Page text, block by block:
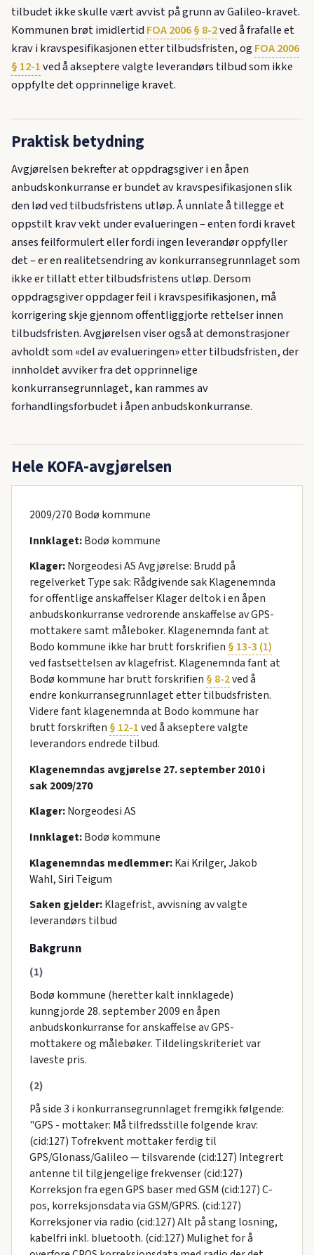
tilbudet ikke skulle vært avvist på grunn av Galileo-kravet.
Kommunen brøt imidlertidFOA 2006 § 8-2ved å frafalle et
krav i kravspesifikasjonen etter tilbudsfristen, ogFOA 2006
§ 12-1ved å akseptere valgte leverandørs tilbud som ikke
oppfylte det opprinnelige kravet.
Praktisk betydning
Avgjørelsen bekrefter at oppdragsgiver i en åpen
anbudskonkurranse er bundet av kravspesifikasjonen slik
den lød ved tilbudsfristens utløp. Å unnlate å tillegge et
oppstilt krav vekt under evalueringen – enten fordi kravet
anses feilformulert eller fordi ingen leverandør oppfyller
det – er en realitetsendring av konkurransegrunnlaget som
ikke er tillatt etter tilbudsfristens utløp. Dersom
oppdragsgiver oppdager feil i kravspesifikasjonen, må
korrigering skje gjennom offentliggjorte rettelser innen
tilbudsfristen. Avgjørelsen viser også at demonstrasjoner
avholdt som «del av evalueringen» etter tilbudsfristen, der
innholdet avviker fra det opprinnelige
konkurransegrunnlaget, kan rammes av
forhandlingsforbudet i åpen anbudskonkurranse.
Hele KOFA-avgjørelsen
2009/270 Bodø kommune
Innklaget:Bodø kommune
Klager:Norgeodesi AS Avgjørelse: Brudd på
regelverket Type sak: Rådgivende sak Klagenemnda
for offentlige anskaffelser Klager deltok i en åpen
anbudskonkurranse vedrorende anskaffelse av GPS-
mottakere samt måleboker. Klagenemnda fant at
Bodo kommune ikke har brutt forskrifien § 13-3 (1)
ved fastsettelsen av klagefrist. Klagenemnda fant at
Bodø kommune har brutt forskrifien § 8-2ved å
endre konkurransegrunnlaget etter tilbudsfristen.
Videre fant klagenemnda at Bodo kommune har
brutt forskriften § 12-1ved å akseptere valgte
leverandors endrede tilbud.
Klagenemndas avgjørelse 27. september 2010 i
sak 2009/270
Klager:Norgeodesi AS
Innklaget:Bodø kommune
Klagenemndas medlemmer:Kai Krilger, Jakob
Wahl, Siri Teigum
Saken gjelder:Klagefrist, avvisning av valgte
leverandørs tilbud
Bakgrunn
(1)
Bodø kommune (heretter kalt innklagede)
kunngjorde 28. september 2009 en åpen
anbudskonkurranse for anskaffelse av GPS-
mottakere og målebøker. Tildelingskriteriet var
laveste pris.
(2)
På side 3 i konkurransegrunnlaget fremgikk følgende:
"GPS - mottaker: Må tilfredsstille folgende krav:
(cid:127) Tofrekvent mottaker ferdig til
GPS/Glonass/Galileo — tilsvarende (cid:127) Integrert
antenne til tilgjengelige frekvenser (cid:127)
Korreksjon fra egen GPS baser med GSM (cid:127) C-
pos, korreksjonsdata via GSM/GPRS. (cid:127)
Korreksjoner via radio (cid:127) Alt på stang losning,
kabelfri inkl. bluetooth. (cid:127) Mulighet for å